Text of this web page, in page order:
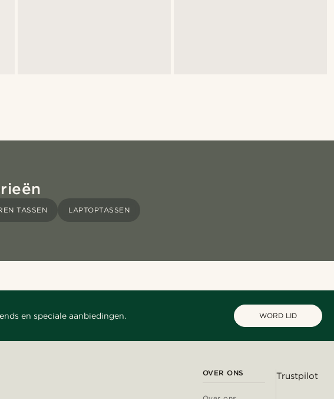
TASSEN LAPTOPTASSEN
en speciale aanbiedingen. WORD LID
OVER ONS Trustpilot